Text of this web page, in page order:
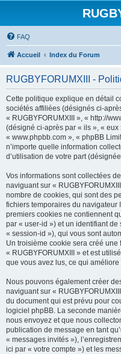
FAQ
Accueil Index du Forum
RUGBYFORUMXIII -
Cette politique explique en détail
sociétés affiliées (désignés ci-
« RUGBYFORUMXIII », « http://
(désigné ci-après par « ils », «
« www.phpbb.com », « phpBB
n’importe quelle information
d’utilisation de votre part
Vos informations sont collectées
naviguant sur «
nombre de cookies, qui sont des
fichiers temporaires du navigateur
premiers cookies ne contiennent
par « user-id ») et un identifiant
« session-id »), qui vous sont
Un troisième cookie sera créé
« RUGBYFORUMXIII » et est
que vous avez lus, ce qui
Nous pouvons également créer
naviguant sur «
du document qui est prévu pour
logiciel phpBB. La seconde
nous envoyez et que nous
publication de message en tant
« messages invités »),
ici par « votre compte ») et les